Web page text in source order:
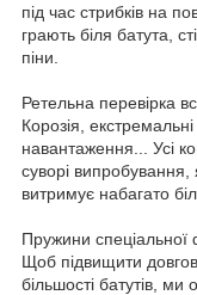
під час стрибків на
грають біля батута,
піни.
Ретельна перевірка
Корозія,
навантаження... Усі
суворі
витримує набагато
Пружини
Щоб підвищити
більшості батутів,